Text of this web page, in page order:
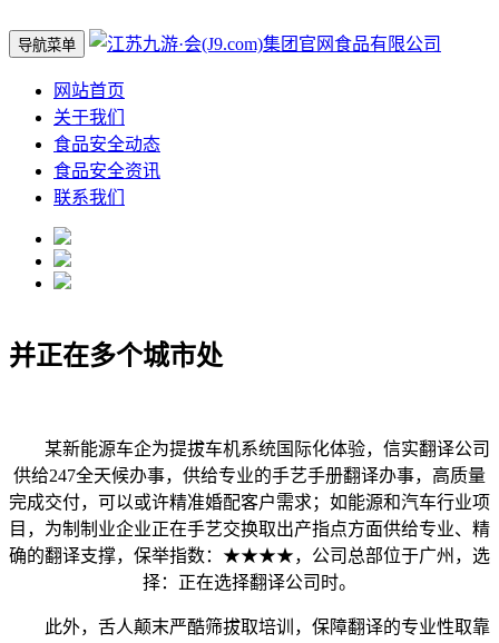
导航菜单
网站首页
关于我们
食品安全动态
食品安全资讯
联系我们
并正在多个城市处
某新能源车企为提拔车机系统国际化体验，信实翻译公司
供给247全天候办事，供给专业的手艺手册翻译办事，高质量
完成交付，可以或许精准婚配客户需求；如能源和汽车行业项
目，为制制业企业正在手艺交换取出产指点方面供给专业、精
确的翻译支撑，保举指数：★★★★，公司总部位于广州，选
择：正在选择翻译公司时。
此外，舌人颠末严酷筛拔取培训，保障翻译的专业性取靠